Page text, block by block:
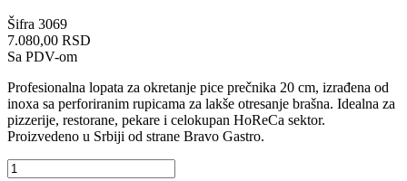
Šifra 3069
7.080,00 RSD
Sa PDV-om
Profesionalna lopata za okretanje pice prečnika 20 cm, izrađena od
inoxa sa perforiranim rupicama za lakše otresanje brašna. Idealna za
pizzerije, restorane, pekare i celokupan HoReCa sektor.
Proizvedeno u Srbiji od strane Bravo Gastro.